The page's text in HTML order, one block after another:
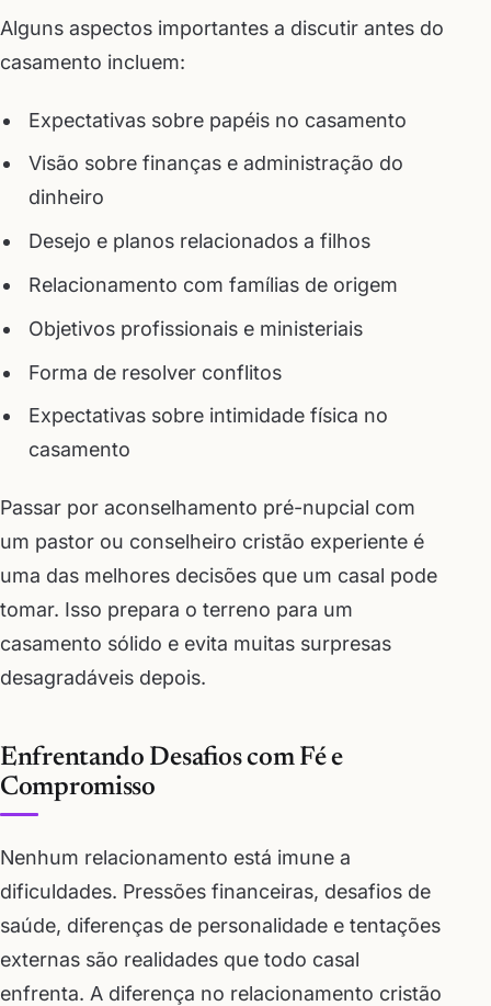
Alguns aspectos importantes a discutir antes do
casamento incluem:
Expectativas sobre papéis no casamento
Visão sobre finanças e administração do
dinheiro
Desejo e planos relacionados a filhos
Relacionamento com famílias de origem
Objetivos profissionais e ministeriais
Forma de resolver conflitos
Expectativas sobre intimidade física no
casamento
Passar por aconselhamento pré-nupcial com
um pastor ou conselheiro cristão experiente é
uma das melhores decisões que um casal pode
tomar. Isso prepara o terreno para um
casamento sólido e evita muitas surpresas
desagradáveis depois.
Enfrentando Desafios com Fé e
Compromisso
Nenhum relacionamento está imune a
dificuldades. Pressões financeiras, desafios de
saúde, diferenças de personalidade e tentações
externas são realidades que todo casal
enfrenta. A diferença no relacionamento cristão